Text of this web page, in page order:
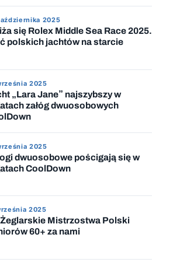
2025
się Rolex Middle Sea Race 2025.
polskich jachtów na starcie
2025
„Lara Jane” najszybszy w
załóg dwuosobowych
2025
dwuosobowe pościgają się w
CoolDown
2025
Mistrzostwa Polski
60+ za nami